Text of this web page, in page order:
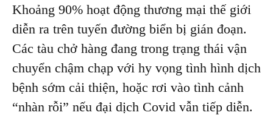
Khoảng 90% hoạt động thương mại thế giới
diễn ra trên tuyến đường biển bị gián đoạn.
Các tàu chở hàng đang trong trạng thái vận
chuyển chậm chạp với hy vọng tình hình dịch
bệnh sớm cải thiện, hoặc rơi vào tình cảnh
“nhàn rỗi” nếu đại dịch Covid vẫn tiếp diễn.